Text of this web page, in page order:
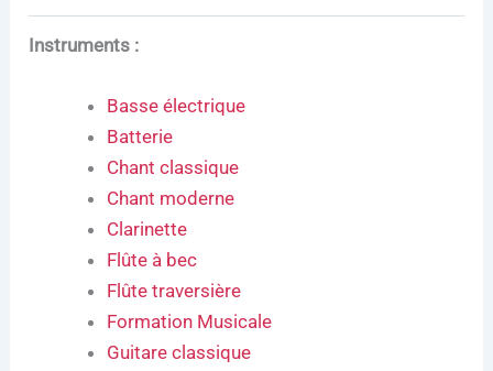
Instruments :
Basse électrique
Batterie
Chant classique
Chant moderne
Clarinette
Flûte à bec
Flûte traversière
Formation Musicale
Guitare classique